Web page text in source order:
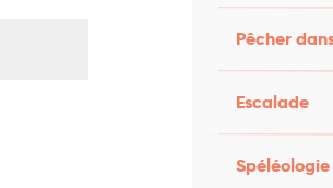
Pêcher
Escalade
Spéléologie